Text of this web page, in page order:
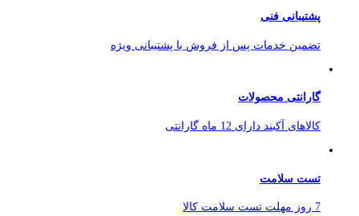
پشتیبانی فنی
تضمین خدمات پس از فروش با پشتیبانی ویژه
گارانتی محصولات
کالاهای آکبند دارای 12 ماه گارانتی
تست سلامت
7 روز مهلت تست سلامت کالا